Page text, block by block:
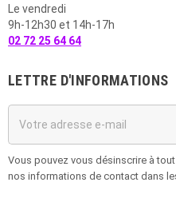
Le vendredi
9h-12h30 et 14h-17h
02 72 25 64 64
LETTRE D'INFORMATIONS
Vous pouvez vous désinscrire à
nos informations de contact dans